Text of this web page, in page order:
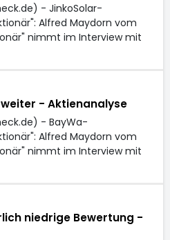
- JinkoSolar-
Alfred Maydorn vom
nimmt im Interview mit
- Aktienanalyse
- BayWa-
Alfred Maydorn vom
nimmt im Interview mit
niedrige Bewertung -